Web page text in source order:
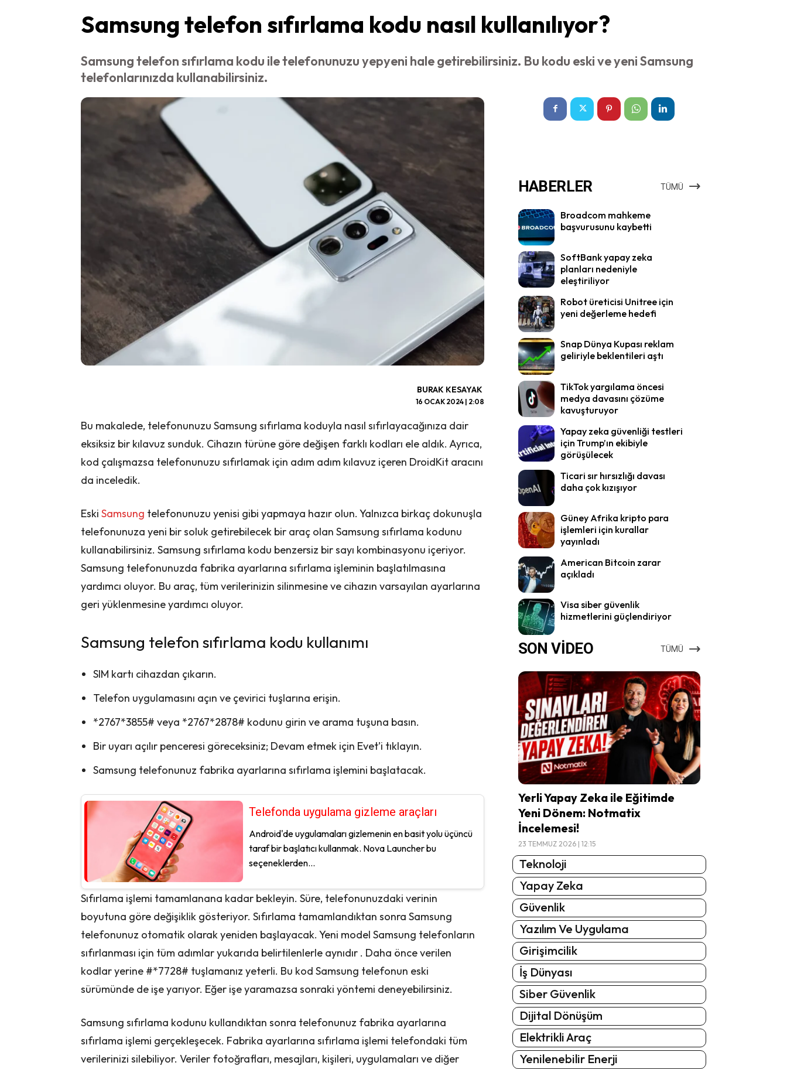
Samsung telefon sıfırlama kodu nasıl kullanılıyor?
Samsung telefon sıfırlama kodu ile telefonunuzu yepyeni hale getirebilirsiniz. Bu kodu eski ve yeni Samsung
telefonlarınızda kullanabilirsiniz.
BURAK KESAYAK
16 OCAK 2024 | 2:08
Bu makalede, telefonunuzu Samsung sıfırlama koduyla nasıl sıfırlayacağınıza dair
eksiksiz bir kılavuz sunduk. Cihazın türüne göre değişen farklı kodları ele aldık. Ayrıca,
kod çalışmazsa telefonunuzu sıfırlamak için adım adım kılavuz içeren DroidKit aracını
da inceledik.
Eski Samsung telefonunuzu yenisi gibi yapmaya hazır olun. Yalnızca birkaç dokunuşla
telefonunuza yeni bir soluk getirebilecek bir araç olan Samsung sıfırlama kodunu
kullanabilirsiniz. Samsung sıfırlama kodu benzersiz bir sayı kombinasyonu içeriyor.
Samsung telefonunuzda fabrika ayarlarına sıfırlama işleminin başlatılmasına
yardımcı oluyor. Bu araç, tüm verilerinizin silinmesine ve cihazın varsayılan ayarlarına
geri yüklenmesine yardımcı oluyor.
Samsung telefon sıfırlama kodu kullanımı
SIM kartı cihazdan çıkarın.
Telefon uygulamasını açın ve çevirici tuşlarına erişin.
*2767*3855# veya *2767*2878# kodunu girin ve arama tuşuna basın.
Bir uyarı açılır penceresi göreceksiniz; Devam etmek için Evet’i tıklayın.
Samsung telefonunuz fabrika ayarlarına sıfırlama işlemini başlatacak.
Telefonda uygulama gizleme araçları
Android'de uygulamaları gizlemenin en basit yolu üçüncü
taraf bir başlatıcı kullanmak. Nova Launcher bu
seçeneklerden...
Sıfırlama işlemi tamamlanana kadar bekleyin. Süre, telefonunuzdaki verinin
boyutuna göre değişiklik gösteriyor. Sıfırlama tamamlandıktan sonra Samsung
telefonunuz otomatik olarak yeniden başlayacak. Yeni model Samsung telefonların
sıfırlanması için tüm adımlar yukarıda belirtilenlerle aynıdır . Daha önce verilen
kodlar yerine #*7728# tuşlamanız yeterli. Bu kod Samsung telefonun eski
sürümünde de işe yarıyor. Eğer işe yaramazsa sonraki yöntemi deneyebilirsiniz.
Samsung sıfırlama kodunu kullandıktan sonra telefonunuz fabrika ayarlarına
sıfırlama işlemi gerçekleşecek. Fabrika ayarlarına sıfırlama işlemi telefondaki tüm
verilerinizi silebiliyor. Veriler fotoğrafları, mesajları, kişileri, uygulamaları ve diğer
HABERLER TÜMÜ
Broadcom mahkeme
başvurusunu kaybetti
SoftBank yapay zeka
planları nedeniyle
eleştiriliyor
Robot üreticisi Unitree için
yeni değerleme hedefi
Snap Dünya Kupası reklam
geliriyle beklentileri aştı
TikTok yargılama öncesi
medya davasını çözüme
kavuşturuyor
Yapay zeka güvenliği testleri
için Trump’ın ekibiyle
görüşülecek
Ticari sır hırsızlığı davası
daha çok kızışıyor
Güney Afrika kripto para
işlemleri için kurallar
yayınladı
American Bitcoin zarar
açıkladı
Visa siber güvenlik
hizmetlerini güçlendiriyor
SON VİDEO TÜMÜ
Yerli Yapay Zeka ile Eğitimde
Yeni Dönem: Notmatix
İncelemesi!
23 TEMMUZ 2026 | 12:15
Teknoloji
Yapay Zeka
Güvenlik
Yazılım Ve Uygulama
Girişimcilik
İş Dünyası
Siber Güvenlik
Dijital Dönüşüm
Elektrikli Araç
Yenilenebilir Enerji